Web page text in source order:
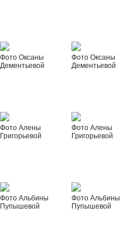
Фото Оксаны
Дементьевой
Фото Оксаны
Дементьевой
Фото Алены
Григорьевой
Фото Алены
Григорьевой
Фото Альбины
Пупышевой
Фото Альбины
Пупышевой